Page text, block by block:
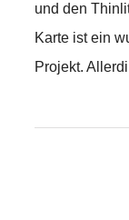
und den
Karte ist ein
Projekt.